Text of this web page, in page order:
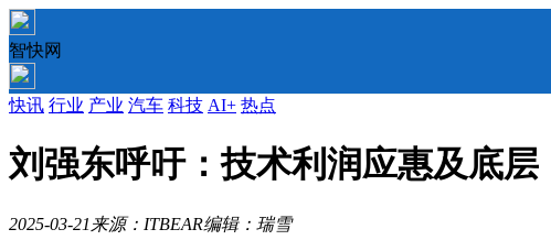
智快网
快讯 行业 产业 汽车 科技 AI+ 热点
刘强东呼吁：技术利润应惠及底
2025-03-21 来源：ITBEAR编辑：瑞雪